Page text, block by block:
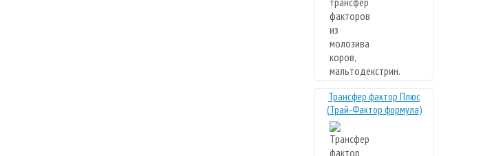
Трансфер фактор Плюс
(Трай-Фактор формула)